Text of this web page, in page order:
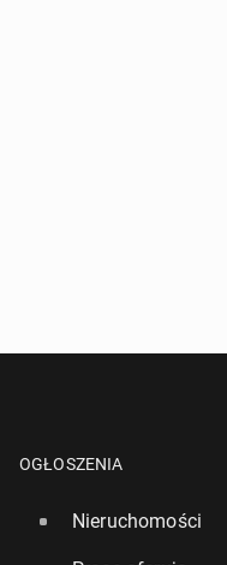
OGŁOSZENIA
Nieruchomości